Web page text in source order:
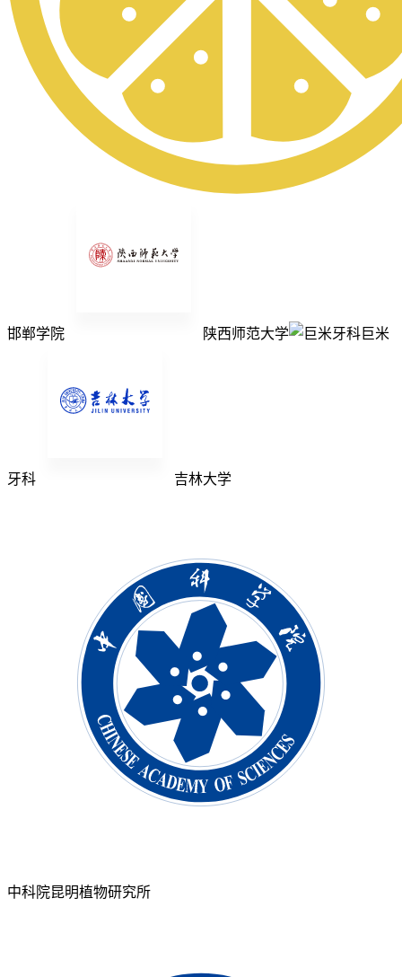
邯郸学院 陕西师范大学 巨米
牙科 吉林大学
中科院昆明植物研究所